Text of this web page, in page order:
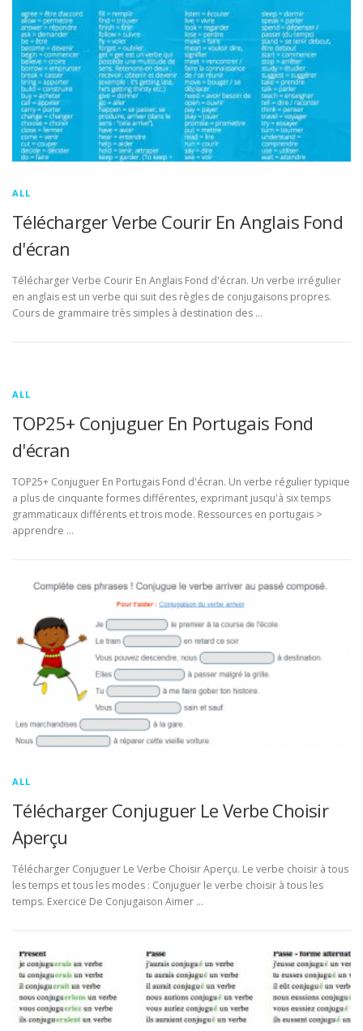
ALL
Télécharger Verbe Courir En Anglais Fond
d'écran
Télécharger Verbe Courir En Anglais Fond d'écran. Un verbe irrégulier
en anglais est un verbe qui suit des règles de conjugaisons propres.
Cours de grammaire très simples à destination des …
ALL
TOP25+ Conjuguer En Portugais Fond
d'écran
TOP25+ Conjuguer En Portugais Fond d'écran. Un verbe régulier typique
a plus de cinquante formes différentes, exprimant jusqu'à six temps
grammaticaux différents et trois mode. Ressources en portugais >
apprendre …
ALL
Télécharger Conjuguer Le Verbe Choisir
Aperçu
Télécharger Conjuguer Le Verbe Choisir Aperçu. Le verbe choisir à tous
les temps et tous les modes : Conjuguer le verbe choisir à tous les
temps. Exercice De Conjugaison Aimer …